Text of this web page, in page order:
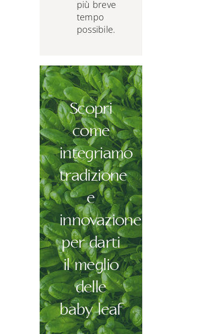
più breve
tempo
possibile.
Scopri
come
integriamo
tradizione
e
innovazione
per darti
il meglio
delle
baby leaf